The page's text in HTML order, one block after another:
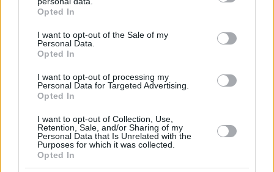
grant or deny consent to Google and its third-party tags to
use your data for below specified purposes in below Google
consent section.
Opted In
I want to opt-out of the Sale of my
Personal Data.
Opted In
I want to opt-out of processing my
Personal Data for Targeted Advertising.
Opted In
I want to opt-out of Collection, Use,
Retention, Sale, and/or Sharing of my
Personal Data that Is Unrelated with the
Purposes for which it was collected.
Opted In
Άγριος καβγάς στη Θήβα: Ρομά πήρε το αυτοκίνητο και
άρχισε να εμβολίζει το ΙΧ ενός αλλοδαπού, δείτε βίντεο
πριν 22 λεπτά
ΤΑ ΠΙΟ ΔΗΜΟΦΙΛΗ